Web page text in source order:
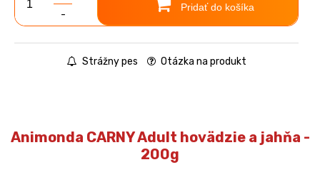
-
Pridať do košíka
Strážny pes Otázka na produkt
Animonda CARNY Adult hovädzie a jahňa -
200g